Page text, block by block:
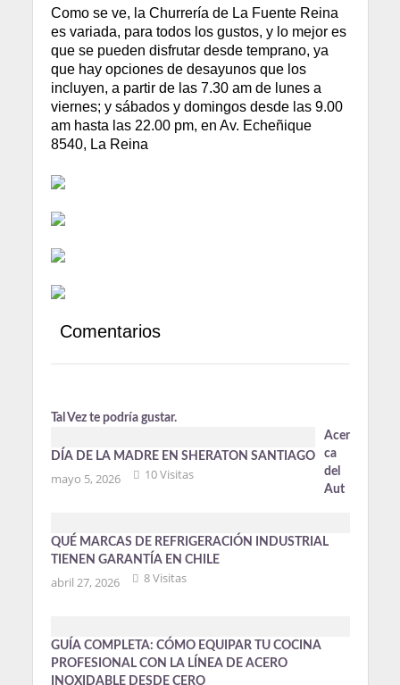
Como se ve, la Churrería de La Fuente Reina
es variada, para todos los gustos, y lo mejor es
que se pueden disfrutar desde temprano, ya
que hay opciones de desayunos que los
incluyen, a partir de las 7.30 am de lunes a
viernes; y sábados y domingos desde las 9.00
am hasta las 22.00 pm, en Av. Echeñique
8540, La Reina
Comentarios
Tal Vez te podría gustar.
DÍA DE LA MADRE EN SHERATON SANTIAGO
mayo 5, 2026 10 Visitas
QUÉ MARCAS DE REFRIGERACIÓN INDUSTRIAL
TIENEN GARANTÍA EN CHILE
abril 27, 2026 8 Visitas
GUÍA COMPLETA: CÓMO EQUIPAR TU COCINA
PROFESIONAL CON LA LÍNEA DE ACERO
INOXIDABLE DESDE CERO
Acer
ca
del
Aut